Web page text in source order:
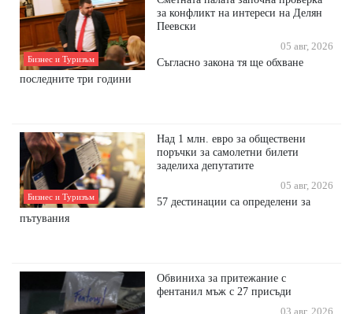
Бизнес и Туризъм
за конфликт на интереси на Делян
Пеевски
05 авг, 2026
Съгласно закона тя ще обхване
последните три години
Бизнес и Туризъм
Над 1 млн. евро за обществени
поръчки за самолетни билети
заделиха депутатите
05 авг, 2026
57 дестинации са определени за
пътувания
Обвиниха за притежание с
фентанил мъж с 27 присъди